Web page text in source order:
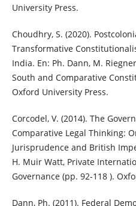
University Press.
Choudhry, S. (2020).
Transformative
India. En: Ph. Dann, M.
South and Comparative
Oxford University Press.
Corcodel, V. (2014). The
Comparative Legal Thinking:
Jurisprudence and British
H. Muir Watt, Private
Governance (pp. 92-118 ).
Dann, Ph. (2011). Federal